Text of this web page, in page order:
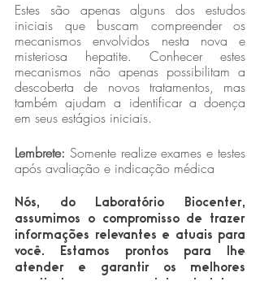
Estes são apenas alguns dos estudos
iniciais que buscam compreender os
mecanismos envolvidos nesta nova e
misteriosa hepatite. Conhecer estes
mecanismos não apenas possibilitam a
descoberta de novos tratamentos, mas
também ajudam a identificar a doença
Lembrete: Somente realize exames e testes
após avaliação e indicação médica
Nós, do Laboratório Biocenter,
assumimos o compromisso de trazer
informações relevantes e atuais para
você. Estamos prontos para lhe
atender e garantir os melhores